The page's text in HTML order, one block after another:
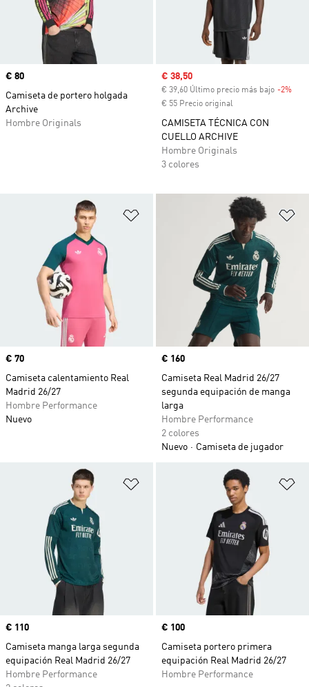
Precio
€ 80
Camiseta de portero holgada
Archive
Hombre Originals
Precio de venta
€ 38,50
€ 39,60 Último precio más bajo -2%
€ 55 Precio original
CAMISETA TÉCNICA CON
CUELLO ARCHIVE
Hombre Originals
3 colores
Añadir a la lista de deseos
Precio
€ 70
Camiseta calentamiento Real
Madrid 26/27
Hombre Performance
Nuevo
Precio
€ 160
Camiseta Real Madrid 26/27
segunda equipación de manga
larga
Hombre Performance
2 colores
Nuevo
Camiseta de jugador
Añadir a la lista de deseos
Precio
€ 110
Camiseta manga larga segunda
equipación Real Madrid 26/27
Hombre Performance
Precio
€ 100
Camiseta portero primera
equipación Real Madrid 26/27
Hombre Performance